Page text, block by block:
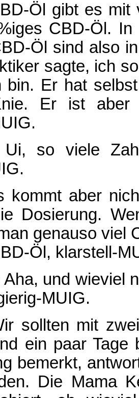
Öl gibt es mit
CBD-Öl.
Öl sind also
sagte, ich
bin. Er hat
Er ist
Ui, so viele
kommt aber
Dosierung.
genauso viel
Öl, klarstell-
Aha, und wieviel
MUIG.
sollten mit
ein paar
bemerkt,
Die Mama